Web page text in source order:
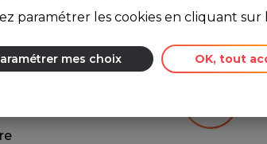
E4
paramétrer les cookies en cliquant sur
mes choix OK, tout